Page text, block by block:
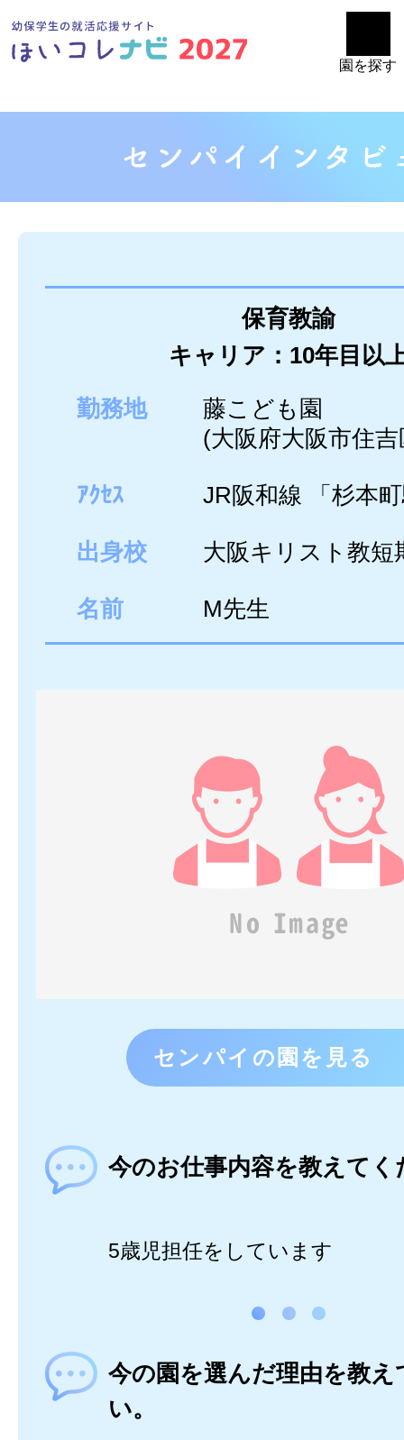
園を探す
保育教諭
キャリア：10年目以
勤務地
藤こども園
(大阪府大阪市住
ｱｸｾｽ JR阪和線 「杉本
出身校 大阪キリスト教短
名前 M先生
センパイの園を見る
今のお仕事内容を教えてく
5歳児担任をしています
今の園を選んだ理由を教え
い。